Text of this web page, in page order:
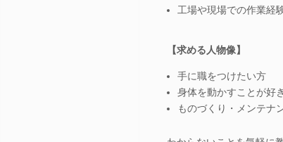
工場や現場での作業経
【求める人物像】
手に職をつけたい方
身体を動かすことが好
ものづくり・メンテナ